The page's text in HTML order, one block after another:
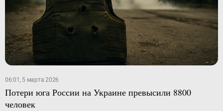
06:01, 5 марта 2026
Потери юга России на Украине превысили 8800
человек